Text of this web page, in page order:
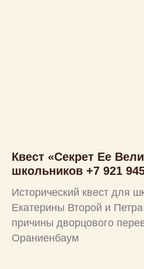
Квест «Секрет Ее
школьников +7 921
Исторический квест для
Екатерины Второй и
причины дворцового
Ораниенбаум